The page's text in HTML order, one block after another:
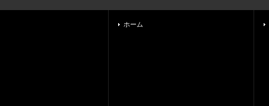
ホーム